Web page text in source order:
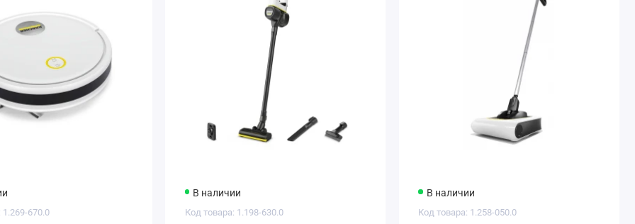
1.269-670.0
В наличии
Код товара: 1.198-630.0
В наличии
Код товара: 1.258-050.0